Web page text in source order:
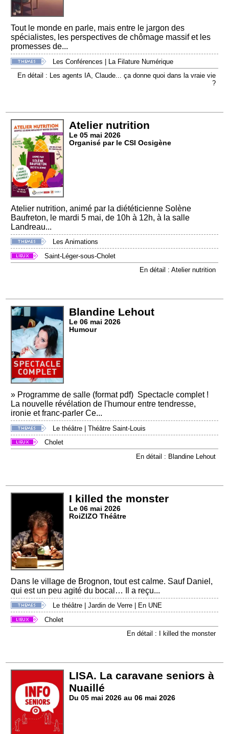
Tout le monde en parle, mais entre le jargon des
spécialistes, les perspectives de chômage massif et les
promesses de...
Les Conférences
La Filature Numérique
En détail : Les agents IA, Claude... ça donne quoi dans la vraie vie
?
Atelier nutrition
Le 05 mai 2026
Organisé par le CSI Ocsigène
Atelier nutrition, animé par la diététicienne Solène
Baufreton, le mardi 5 mai, de 10h à 12h, à la salle
Landreau...
Les Animations
Saint-Léger-sous-Cholet
En détail : Atelier nutrition
Blandine Lehout
Le 06 mai 2026
Humour
» Programme de salle (format pdf) Spectacle complet !
La nouvelle révélation de l'humour entre tendresse,
ironie et franc-parler Ce...
Le théâtre |Théâtre Saint-Louis
Cholet
En détail : Blandine Lehout
I killed the monster
Le 06 mai 2026
RoiZIZO Théâtre
Dans le village de Brognon, tout est calme. Sauf Daniel,
qui est un peu agité du bocal… Il a reçu...
Le théâtre |Jardin de Verre
En UNE
Cholet
En détail : I killed the monster
LISA. La caravane seniors à
Nuaillé
Du 05 mai 2026 au 06 mai 2026